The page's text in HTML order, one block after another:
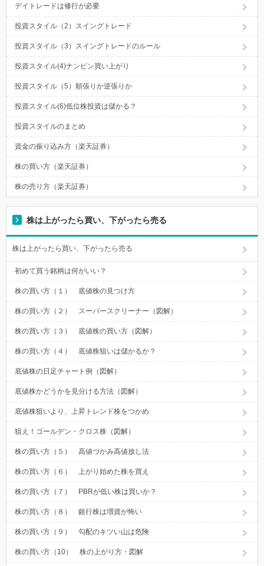
デイトレードは修行が必要
投資スタイル（2）スイングトレード
投資スタイル（3）スイングトレードのルール
投資スタイル(4)ナンピン買い上がり
投資スタイル（5）順張りか逆張りか
投資スタイル(6)低位株投資は儲かる？
投資スタイルのまとめ
資金の振り込み方（楽天証券）
株の買い方（楽天証券）
株の売り方（楽天証券）
株は上がったら買い、下がったら売る
株は上がったら買い、下がったら売る
初めて買う銘柄は何がいい？
株の買い方（１） 底値株の見つけ方
株の買い方（２） スーパースクリーナー（図解）
株の買い方（３） 底値株の買い方（図解）
株の買い方（４） 底値株狙いは儲かるか？
底値株の日足チャート例（図解）
底値株かどうかを見分ける方法（図解）
底値株狙いより、上昇トレンド株をつかめ
狙え！ゴールデン・クロス株（図解）
株の買い方（５） 高値づかみ高値放し法
株の買い方（６） 上がり始めた株を買え
株の買い方（７） PBRが低い株は買いか？
株の買い方（８） 銀行株は増資が怖い
株の買い方（９） 勾配のキツい山は危険
株の買い方（10） 株の上がり方・図解